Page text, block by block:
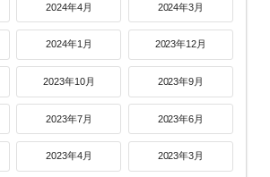
2024年4月 2024年3月
2024年1月 2023年12月
2023年10月 2023年9月
2023年7月 2023年6月
2023年4月 2023年3月